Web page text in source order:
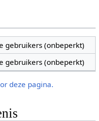
gebruikers (onbeperkt)
gebruikers (onbeperkt)
deze pagina.